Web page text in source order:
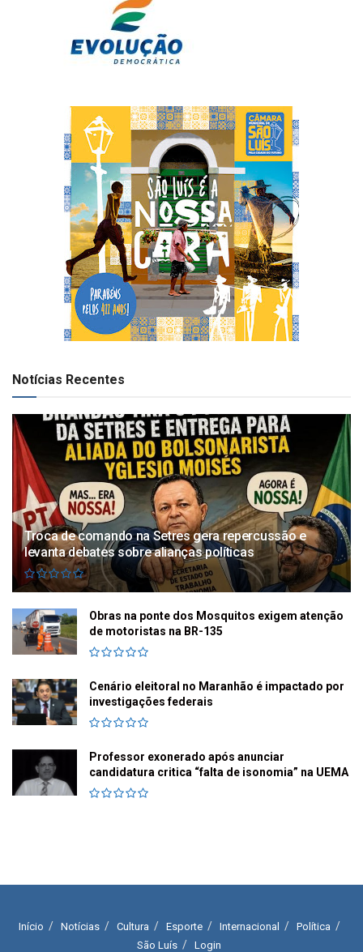
Notícias Recentes
Troca de comando na Setres gera repercussão e
levanta debates sobre alianças políticas
Obras na ponte dos Mosquitos exigem atenção
de motoristas na BR-135
Cenário eleitoral no Maranhão é impactado por
investigações federais
Professor exonerado após anunciar
candidatura critica “falta de isonomia” na UEMA
Início Notícias Cultura Esporte Internacional
Política
São Luís
Login